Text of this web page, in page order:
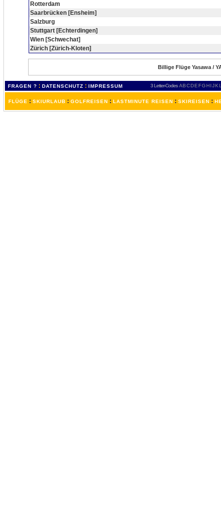
Rotterdam
Saarbrücken [Ensheim]
Salzburg
Stuttgart [Echterdingen]
Wien [Schwechat]
Zürich [Zürich-Kloten]
Billige Flüge Yasawa /
FRAGEN ? : DATENSCHUTZ : IMPRESSUM 3 Letter-Codes ABCDEFGH IJKL
FLÜGE : SKIURLAUB : GOLFREISEN : LASTMINUTE REISEN : SKIREISEN :